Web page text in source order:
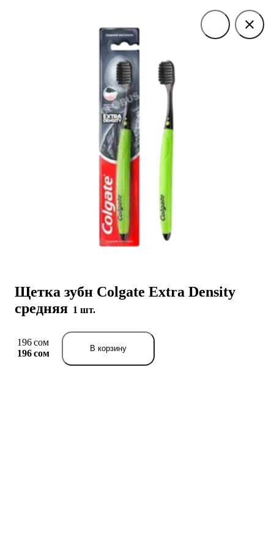
Щетка зубн Colgate Extra Density
средняя 1 шт.
196 сом
196 сом
В корзину